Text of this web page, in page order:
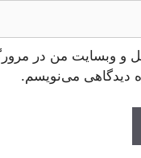
و وبسایت من در
دیدگاهی می‌نویسم.